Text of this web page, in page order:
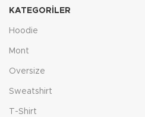
KATEGORILER
Hoodie
Mont
Oversize
Sweatshirt
T-Shirt